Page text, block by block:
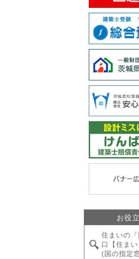
お役
住まいの
口【住まい
(国の指定